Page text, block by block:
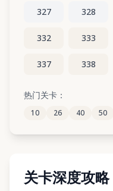
327 328
332 333
337 338
342
347 348
热门关卡：
10 26 40 50
关卡深度攻略